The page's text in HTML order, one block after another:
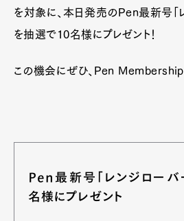
を対象に、本日発売のPen最新号「
を抽選で10名様にプレゼント！
この機会にぜひ、Pen Membership
Pen最新号「レンジローバ
名様にプレゼント